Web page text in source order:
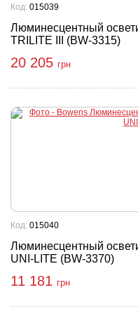
Люминесцентный
TRILITE III (BW-3315)
Код: 015039
20 205 грн
Люминесцентный
UNI-LITE (BW-3370)
Код: 015040
11 181 грн